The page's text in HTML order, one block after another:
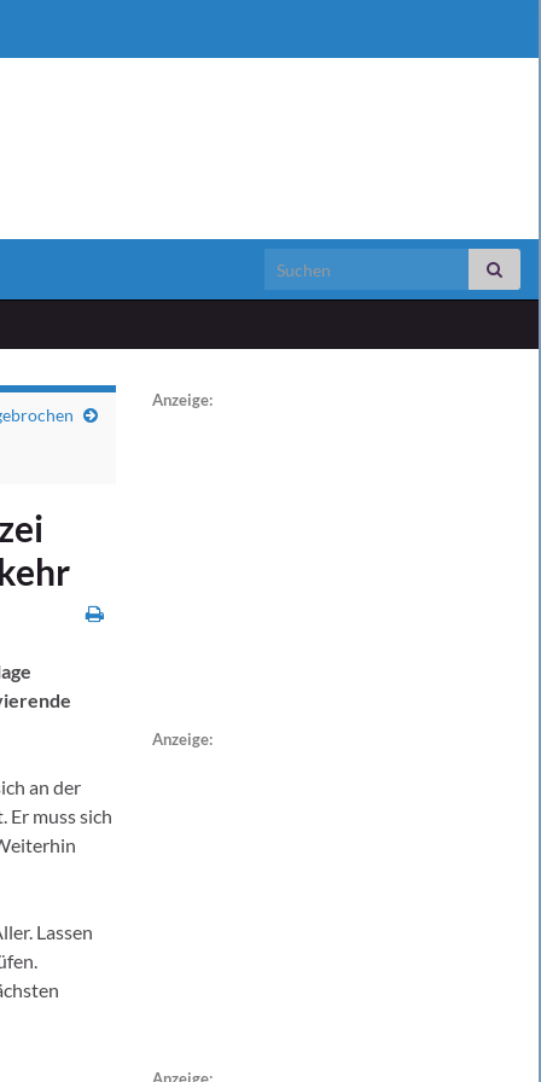
Search for:
an der
muss sich
Lassen
Anzeige:
Anzeige: